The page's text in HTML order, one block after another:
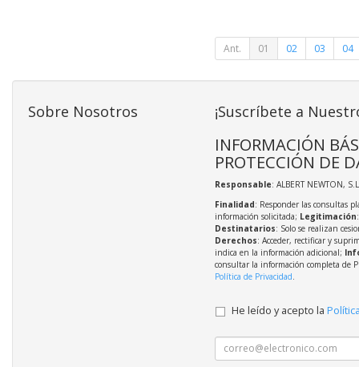
Ant. 01 02 03 04
Sobre Nosotros ¡Suscríbete a
INFORMACIÓN
PROTECCIÓN DE
Responsable: ALBERT NEWTON,
Finalidad: Responder las consultas
información solicitada; Legitimación
Destinatarios: Solo se realizan
Derechos: Acceder, rectificar y
indica en la información adicional;
consultar la información completa de
Política de Privacidad
He leído y acepto la